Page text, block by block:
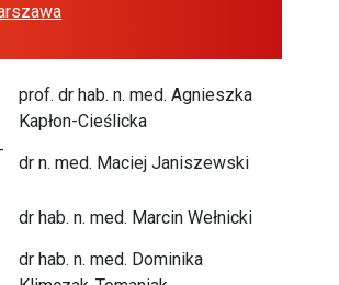
prof. dr hab. n. med. Agnieszka
Kapłon-Cieślicka
dr n. med. Maciej Janiszewski
dr hab. n. med. Marcin Wełnicki
dr hab. n. med. Dominika